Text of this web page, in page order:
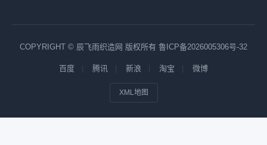
COPYRIGHT © 辰飞雨织造网 版权所有 鲁ICP备2026005306号-32
百度 腾讯 新浪 淘宝 微博
XML地图